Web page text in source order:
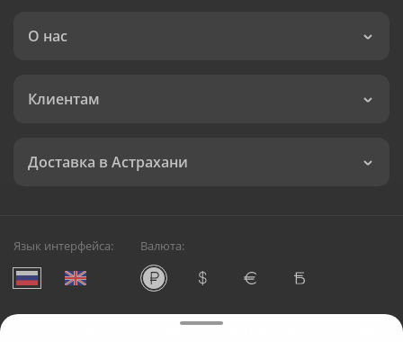
О нас
Клиентам
Доставка в Астрахани
Язык интерфейса: Валюта:
Служба круглосуточной доставки цветов в Астрахани